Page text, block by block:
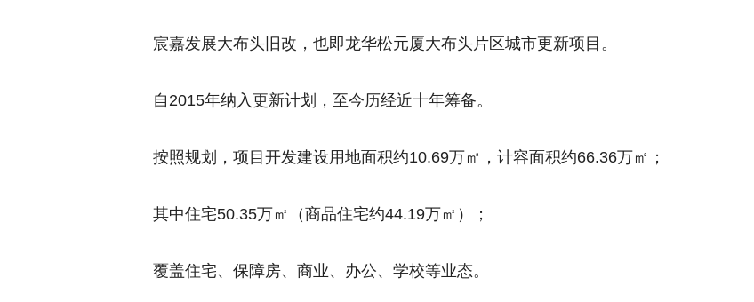
宸嘉发展大布头旧改，也即龙华松元厦大布头片区城市更新项目。
自2015年纳入更新计划，至今历经近十年筹备。
按照规划，项目开发建设用地面积约10.69万㎡，计容面积约66.36万㎡；
其中住宅50.35万㎡（商品住宅约44.19万㎡）；
覆盖住宅、保障房、商业、办公、学校等业态。